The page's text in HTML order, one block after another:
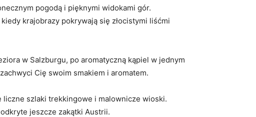
pogodą i pięknymi widokami‌ gór.
⁤krajobrazy pokrywają​ się złocistymi liśćmi
w ⁣Salzburgu,‌ po aromatyczną kąpiel w​ jednym
Cię swoim smakiem i aromatem.
szlaki trekkingowe i ​malownicze ⁢wioski.‍
jeszcze zakątki Austrii.